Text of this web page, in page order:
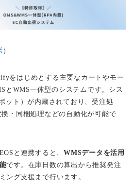
）
をはじめとする主要なカートやモー
とWMS一体型のシステムです。シス
ット）が内蔵されており、受注処
・同梱処理などの自動化が可能で
と連携すると、 WMSデータを活用
です。在庫日数の算出から推奨発注
ング支援まで行います。